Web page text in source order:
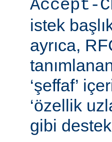
Accept-
istek
ayrıca,
‘şeffaf’
‘özellik
gibi